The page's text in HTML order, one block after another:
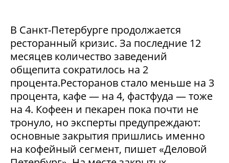
В Санкт-Петербурге продолжается
ресторанный кризис. За последние 12
месяцев количество заведений
общепита сократилось на 2
процента.Ресторанов стало меньше на 3
процента, кафе — на 4, фастфуда — тоже
на 4. Кофеен и пекарен пока почти не
тронуло, но эксперты предупреждают:
основные закрытия пришлись именно
на кофейный сегмент, пишет «Деловой